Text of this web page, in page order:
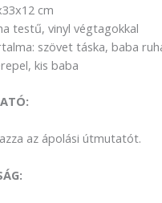
cm
testű, vinyl végtagokkal
szövet táska, baba
kis baba
az ápolási útmutatót.